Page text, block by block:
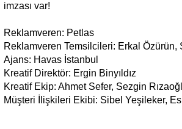
imzası var!
Reklamveren: Petlas
Reklamveren Temsilcileri: Erkal Özürün,
Ajans: Havas İstanbul
Kreatif Direktör: Ergin Binyıldız
Kreatif Ekip: Ahmet Sefer, Sezgin
Müşteri İlişkileri Ekibi: Sibel Yeşileker,